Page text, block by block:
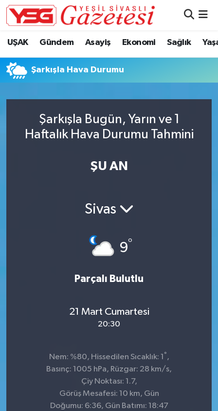
UŞAK Gündem Asayiş Ekonomi Sağlık
Şarkışla Hava Durumu
Şarkışla Bugün, Yarın ve 1
Haftalık Hava Durumu Tahmini
ŞU AN
Sivas
9°
Parçalı Bulutlu
21 Mart Cumartesi
20:30
Nem: %80, Hissedilen Sıcaklık: 1 ° ,
Basınç: 1005 hPa, Rüzgar: 28 km/s,
Çiy Noktası: 1.7,
Görüş Mesafesi: 10 km, Gün
Doğumu: 6:36, Gün Batımı: 18:47
Süper Lig Puan Durumu ve Fikstür